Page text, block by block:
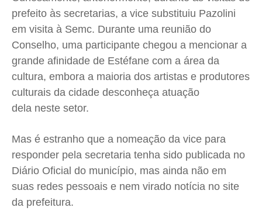
prefeito às secretarias, a vice substituiu Pazolini
em visita à Semc. Durante uma reunião do
Conselho, uma participante chegou a mencionar a
grande afinidade de Estéfane com a área da
cultura, embora a maioria dos artistas e produtores
culturais da cidade desconheça atuação
dela neste setor.
Mas é estranho que a nomeação da vice para
responder pela secretaria tenha sido publicada no
Diário Oficial do município, mas ainda não em
suas redes pessoais e nem virado notícia no site
da prefeitura.